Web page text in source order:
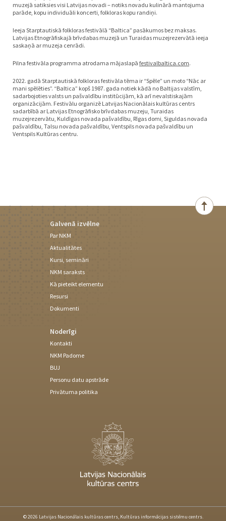
muzejā satiksies visi Latvijas novadi – notiks novadu kulinārā mantojuma
parāde, kopu individuāli koncerti, folkloras kopu randiņi.
Ieeja Starptautiskā folkloras festivālā “Baltica” pasākumos bez maksas.
Latvijas Etnogrāfiskajā brīvdabas muzejā un Turaidas muzejrezervātā ieeja
saskaņā ar muzeja cenrādi.
Pilna festivāla programma atrodama mājaslapā festivalbaltica.com.
2022. gadā Starptautiskā folkloras festivāla tēma ir “Spēle” un moto “Nāc ar
mani spēlēties”. “Baltica” kopš 1987. gada notiek kādā no Baltijas valstīm,
sadarbojoties valsts un pašvaldību institūcijām, kā arī nevalstiskajām
organizācijām. Festivālu organizē Latvijas Nacionālais kultūras centrs
sadarbībā ar Latvijas Etnogrāfisko brīvdabas muzeju, Turaidas
muzejrezervātu, Kuldīgas novada pašvaldību, Rīgas domi, Siguldas novada
pašvaldību, Talsu novada pašvaldību, Ventspils novada pašvaldību un
Ventspils Kultūras centru.
Galvenā izvēlne
Par NKM
Aktualitātes
Kursi, semināri
NKM saraksts
Kā pieteikt elementu
Resursi
Dokumenti
Noderīgi
Kontakti
NKM Padome
BUJ
Personu datu apstrāde
Privātuma politika
© 2026 Latvijas Nacionālais kultūras centrs, Kultūras informācijas sistēmu centrs.